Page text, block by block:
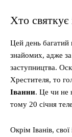
Хто святкує
Цей день багатий
знайомих, адже за
заступництва.
Хрестителя, то
Іванни. Це чи не
тому 20 січня
Окрім Іванів,